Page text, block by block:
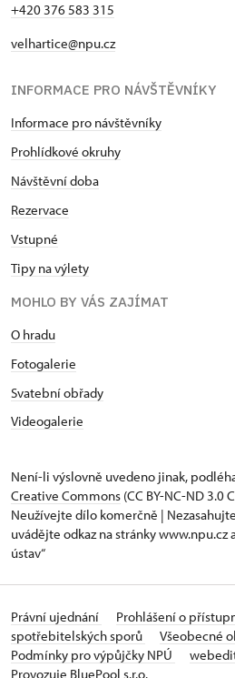
+420 376 583 315
velhartice@npu.cz
INFORMACE PRO NÁVŠTĚVNÍKY
Informace pro návštěvníky
Prohlídkové okruhy
Návštěvní doba
Rezervace
Vstupné
Tipy na výlety
MOHLO BY VÁS ZAJÍMAT
O hradu
Fotogalerie
Svatební obřady
Videogalerie
Není-li výslovně uvedeno jinak,
Creative Commons (CC BY-NC-ND 3.0
Neužívejte dílo komerčně |
uvádějte odkaz na stránky www.npu.cz
ústav“
Právní ujednání Prohlášení o
spotřebitelských sporů
Všeobecné
Podmínky pro výpůjčky NPÚ
Provozuje BluePool s.r.o.